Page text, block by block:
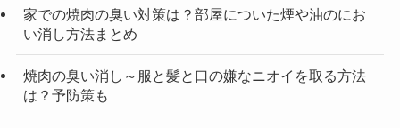
家での焼肉の臭い対策は？部屋についた煙や油のにお
い消し方法まとめ
焼肉の臭い消し～服と髪と口の嫌なニオイを取る方法
は？予防策も